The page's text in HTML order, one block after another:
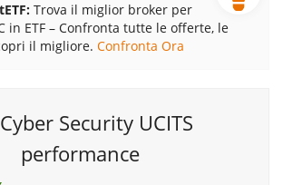
Trova il miglior broker per
in ETF – Confronta tutte le offerte, le
il migliore. Confronta Ora
Security UCITS
performance